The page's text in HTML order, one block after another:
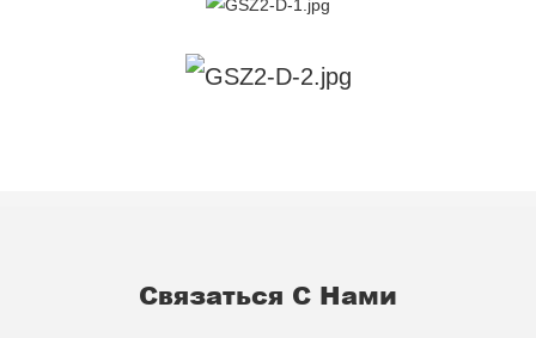
Связаться С Нами